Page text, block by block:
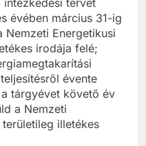
évében március 31-ig
Nemzeti Energetikusi
irodája felé;
évente
tárgyévet követő év
a Nemzeti
illetékes